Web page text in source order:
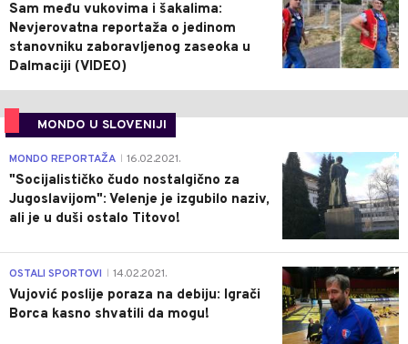
Sam među vukovima i šakalima:
Nevjerovatna reportaža o jedinom
stanovniku zaboravljenog zaseoka u
Dalmaciji (VIDEO)
MONDO U SLOVENIJI
4
MONDO REPORTAŽA 16.02.2021.
"Socijalističko čudo nostalgično za
Jugoslavijom": Velenje je izgubilo naziv,
ali je u duši ostalo Titovo!
1
OSTALI SPORTOVI 14.02.2021.
Vujović poslije poraza na debiju: Igrači
Borca kasno shvatili da mogu!